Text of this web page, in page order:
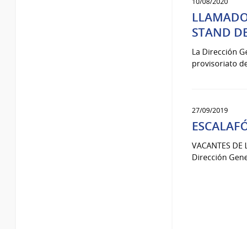
STAND
La Dirección
provisoriato
27/09/2019
VACANTES DE
Dirección